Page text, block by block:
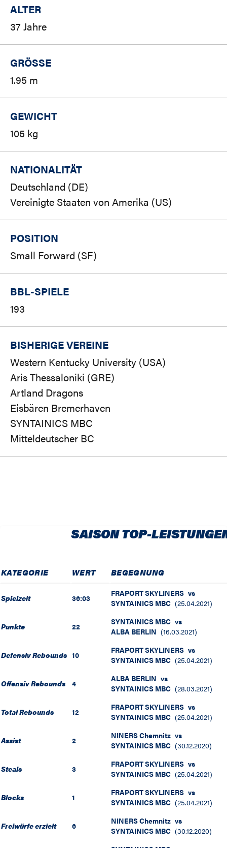
ALTER
37 Jahre
GRÖSSE
1.95 m
GEWICHT
105 kg
NATIONALITÄT
Deutschland (DE)
Vereinigte Staaten von Amerika (US)
POSITION
Small Forward (SF)
BBL-SPIELE
193
BISHERIGE VEREINE
Western Kentucky University (USA)
Aris Thessaloniki (GRE)
Artland Dragons
Eisbären Bremerhaven
SYNTAINICS MBC
Mitteldeutscher BC
SAISON TOP-
KATEGORIE WERT BEGEGNUNG
Spielzeit 36:03 FRAPORT SKYLINERS vs
SYNTAINICS MBC (25.04.2021)
Punkte 22 SYNTAINICS MBC vs
ALBA BERLIN (16.03.2021)
Defensiv Rebounds 10 FRAPORT SKYLINERS vs
SYNTAINICS MBC (25.04.2021)
Offensiv Rebounds 4 ALBA BERLIN vs
SYNTAINICS MBC (28.03.2021)
Total Rebounds 12 FRAPORT SKYLINERS vs
SYNTAINICS MBC (25.04.2021)
Assist 2 NINERS Chemnitz vs
SYNTAINICS MBC (30.12.2020)
Steals 3 FRAPORT SKYLINERS vs
SYNTAINICS MBC (25.04.2021)
Blocks 1 FRAPORT SKYLINERS vs
SYNTAINICS MBC (25.04.2021)
Freiwürfe erzielt 6 NINERS Chemnitz vs
SYNTAINICS MBC (30.12.2020)